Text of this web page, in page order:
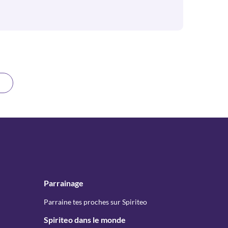
Parrainage
Parraine tes proches sur Spiriteo
Spiriteo dans le monde